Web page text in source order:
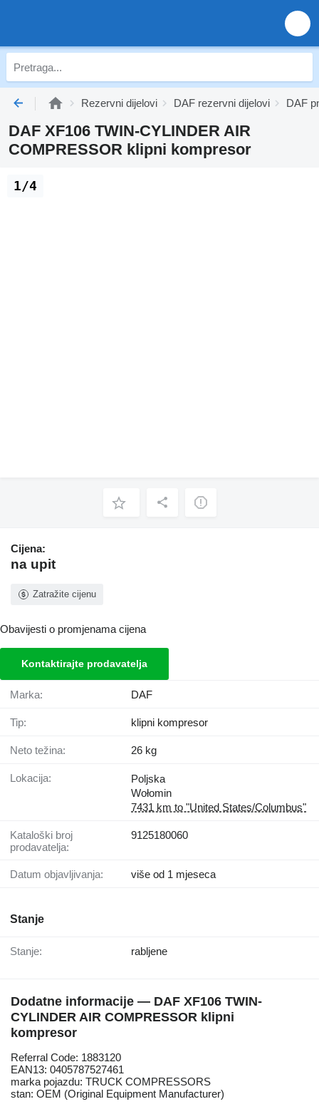
Rezervni dijelovi DAF rezervni dijelovi DAF
DAF XF106 TWIN-CYLINDER AIR
COMPRESSOR klipni kompresor
1/4
Cijena:
na upit
Zatražite cijenu
Obavijesti o promjenama cijena
Kontaktirajte prodavatelja
Marka: DAF
Tip: klipni kompresor
Neto težina: 26 kg
Lokacija:
Poljska
Wołomin
7431 km to "United States/Columbus"
Kataloški broj
prodavatelja:
9125180060
Datum objavljivanja: više od 1 mjeseca
Stanje
Stanje: rabljene
Dodatne informacije — DAF XF106 TWIN-
CYLINDER AIR COMPRESSOR klipni
kompresor
Referral Code: 1883120
EAN13: 0405787527461
marka pojazdu: TRUCK COMPRESSORS
stan: OEM (Original Equipment Manufacturer)